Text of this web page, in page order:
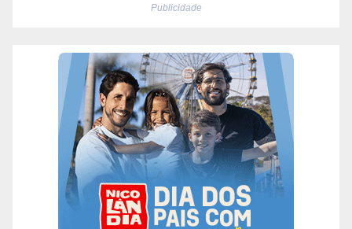
Publicidade